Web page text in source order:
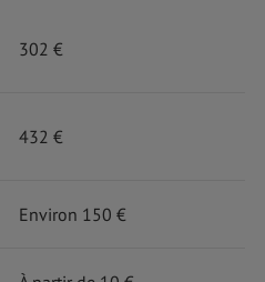
302 €
432 €
Environ 150 €